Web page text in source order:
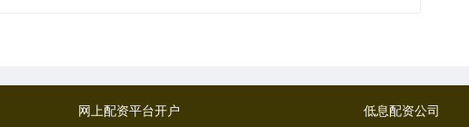
网上配资平台开户 低息配资公司